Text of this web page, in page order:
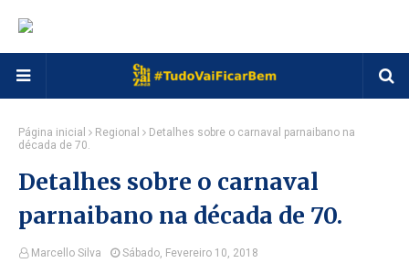
Página inicial Regional
Detalhes sobre o carnaval parnaibano na
década de 70.
Detalhes sobre o carnaval
parnaibano na década de 70.
Marcello Silva Sábado, Fevereiro 10, 2018